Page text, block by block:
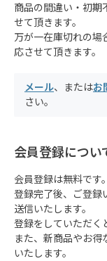
商品の間違い・初期
せて頂きます。
万が一在庫切れの場
応させて頂きます。
メール、またはお
さい。
会員登録につい
会員登録は無料です。
登録完了後、ご登録
送信いたします。
登録をしていただく
また、新商品やお
いたします。